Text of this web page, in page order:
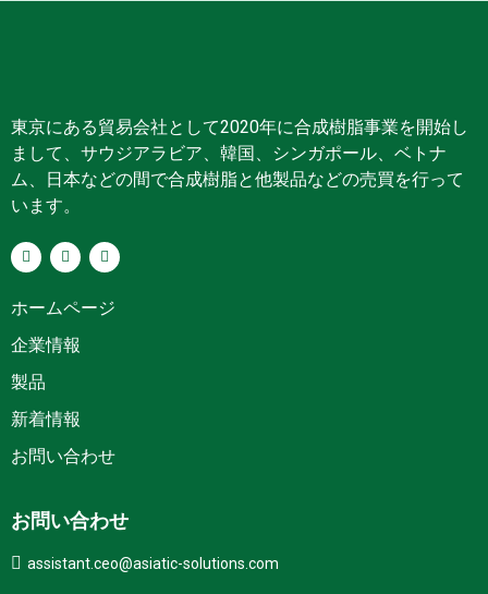
東京にある貿易会社として2020年に合成樹脂事業を開始し
まして、サウジアラビア、韓国、シンガポール、ベトナ
ム、日本などの間で合成樹脂と他製品などの売買を行って
います。
ホームページ
企業情報
製品
新着情報
お問い合わせ
お問い合わせ
assistant.ceo@asiatic-solutions.com